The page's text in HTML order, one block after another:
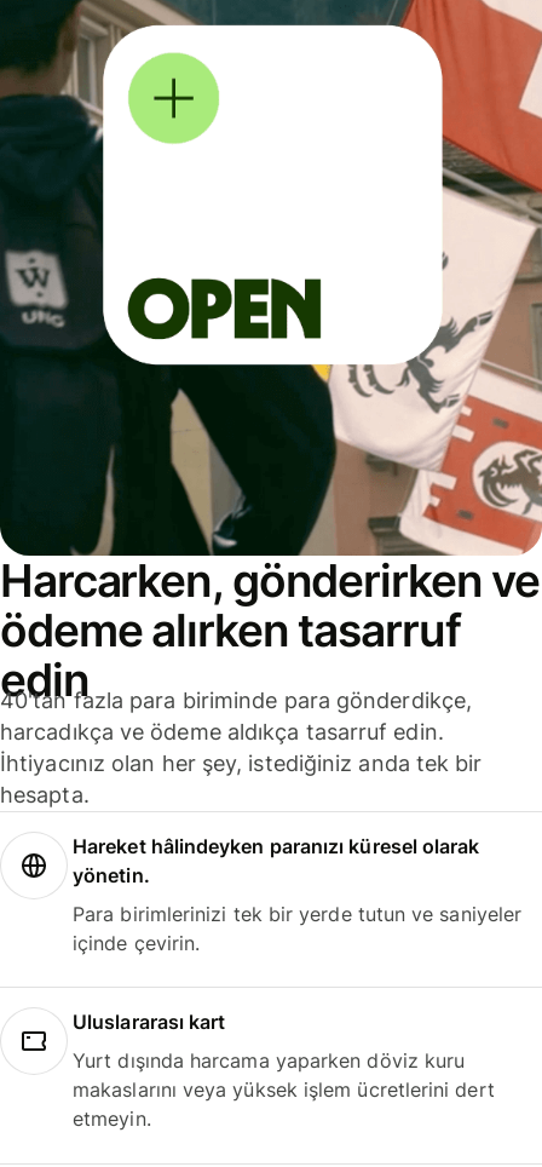
Harcarken, gönderirken ve
ödeme alırken tasarruf
edin
40'tan fazla para biriminde para gönderdikçe,
harcadıkça ve ödeme aldıkça tasarruf edin.
İhtiyacınız olan her şey, istediğiniz anda tek bir
hesapta.
Hareket hâlindeyken paranızı küresel olarak
yönetin.
Para birimlerinizi tek bir yerde tutun ve saniyeler
içinde çevirin.
Uluslararası kart
Yurt dışında harcama yaparken döviz kuru
makaslarını veya yüksek işlem ücretlerini dert
etmeyin.